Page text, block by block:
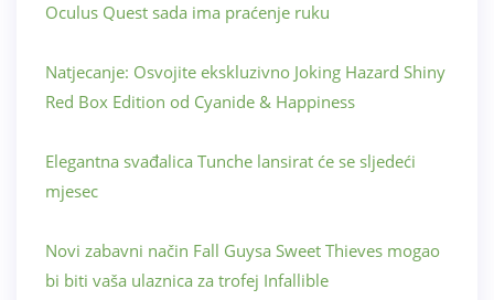
Oculus Quest sada ima praćenje ruku
Natjecanje: Osvojite ekskluzivno Joking Hazard Shiny
Red Box Edition od Cyanide & Happiness
Elegantna svađalica Tunche lansirat će se sljedeći
mjesec
Novi zabavni način Fall Guysa Sweet Thieves mogao
bi biti vaša ulaznica za trofej Infallible